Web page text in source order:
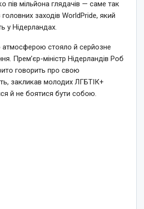
пів мільйона глядачів — саме так
заходів WorldPride, який
у Нідерландах.
атмосферою стояло й серйозне
Прем’єр-міністр Нідерландів Роб
говорить про свою
закликав молодих ЛГБТІК+
й не боятися бути собою.